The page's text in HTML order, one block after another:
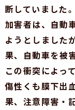
断していました。
加害者は、自動
ようとしました
果、自動車を被
この衝突によっ
傷性くも膜下出
果、注意障害・